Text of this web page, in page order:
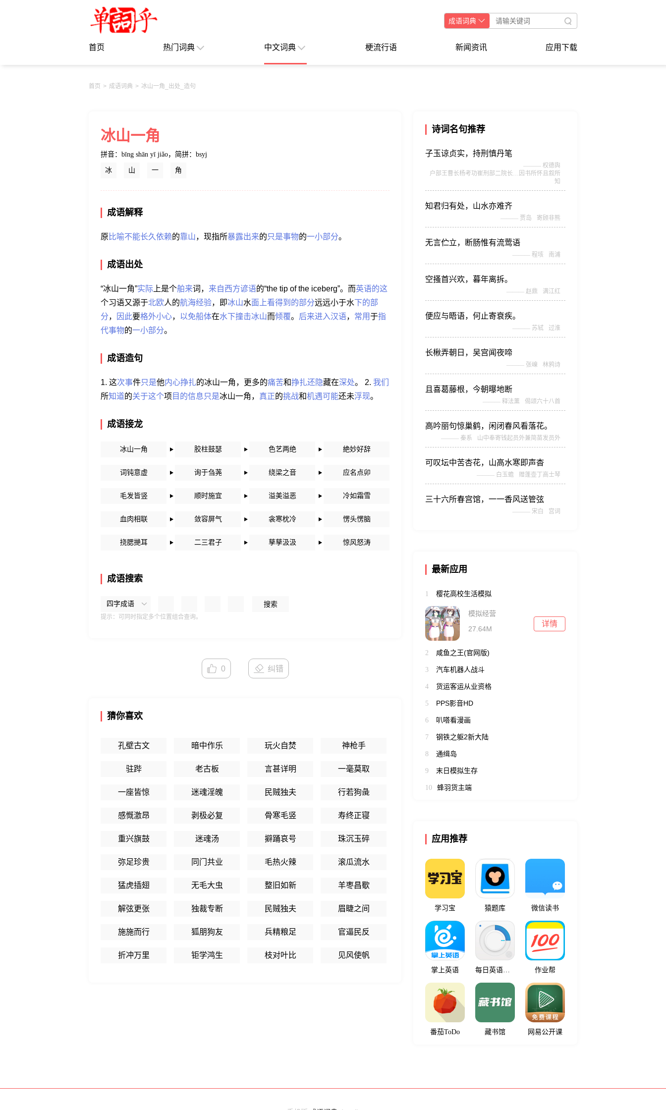
成语词典
首页 热门词典 中文词典 梗流行语 新闻资讯 应用下载
首页 > 成语词典 > 冰山一角_出处_造句
冰山一角
拼音：bīng shān yī jiǎo， 简拼：bsyj
冰 山 一 角
成语解释
原 比喻不能长久依赖的靠山，现指所暴露出来的只是事物的一小部分。
成语出处
“冰山一角”实际 上是个舶来词， 来自西方谚语的“the tip of the iceberg”。而英语的这
个习语又源于北欧人的航海经验，即冰山水面上看得到的部分远远小于水下的部
分， 因此要格外小心， 以免船体在水下撞击冰山而倾覆。 后来进入汉语， 常用于指
代事物的一小部分。
成语造句
1. 这次事件只是他内心挣扎的冰山一角，更多的痛苦和挣扎还隐藏在深处。 2. 我们
所知道的关于这个项 目的信息只是冰山一角， 真正的挑战和机遇可能还未浮现。
成语接龙
冰山一角 胶柱鼓瑟 色艺两绝 絶妙好辞
词钝意虚 询于刍荛 绕梁之音 应名点卯
毛发皆竖 顺时施宜 溢美溢恶 冷如霜雪
血肉相联 敛容屏气 衾寒枕冷 愣头愣脑
挠腮撧耳 二三君子 孳孳汲汲 惊风怒涛
成语搜索
四字成语
0 纠错
猜你喜欢
孔壁古文 暗中作乐 玩火自焚 神枪手
驻跸 老古板 言甚详明 一毫莫取
一座皆惊 迷魂淫魄 民贼独夫 行若狗彘
感慨激昂 剥极必复 骨寒毛竖 寿终正寝
重兴旗鼓 迷魂汤 擗踊哀号 珠沉玉碎
弥足珍贵 同门共业 毛热火辣 滚瓜流水
猛虎插翅 无毛大虫 整旧如新 羊枣昌歜
解弦更张 独裁专断 民贼独夫 眉睫之间
施施而行 狐朋狗友 兵精粮足 官逼民反
折冲万里 钜学鸿生 枝对叶比 见风使帆
诗词名句推荐
子玉谅贞实，持刑慎丹笔
——— 权德舆
户部王曹长杨考功崔刑部二院长…因书所怀且叙所
知
知君归有处，山水亦难齐
——— 贾岛 寄顾非熊
无言伫立，断肠惟有流莺语
——— 程垓 南浦
空搔首兴欢，暮年离拆。
——— 赵鼎 满江红
便应与晤语，何止寄衰疾。
——— 苏轼 过淮
长楸弄朝日，吴宫闻夜啼
——— 张嵲 林鸦诗
且喜葛藤根，今朝曝地断
——— 释法薰 偈颂六十八首
高吟丽句惊巢鹤，闲闭春风看落花。
——— 秦系 山中奉寄钱起员外兼简苗发员外
可叹坛中苦杏花，山高水寒即声杳
——— 白玉蟾 赠蓬壶丁高士琴
三十六所春宫馆，一一香风送管弦
——— 宋白 宫词
最新应用
1 樱花高校生活模拟
模拟经营
27.64M
详情
2 咸鱼之王(官网版)
3 汽车机器人战斗
4 货运客运从业资格
5 PPS影音HD
6 叭嗒看漫画
7 钢铁之躯2新大陆
8 通缉岛
9 末日模拟生存
10 蜂羽货主端
应用推荐
学习宝 猿题库 微信读书
掌上英语 每日英语听力 作业帮
番茄ToDo 藏书馆 网易公开课